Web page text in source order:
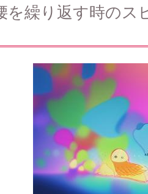
を繰り返す時のス